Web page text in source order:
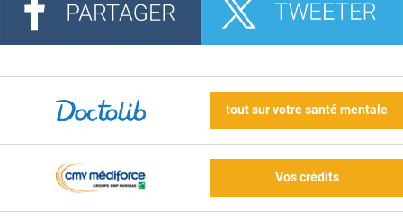
tout sur votre santé mentale
Vos crédits